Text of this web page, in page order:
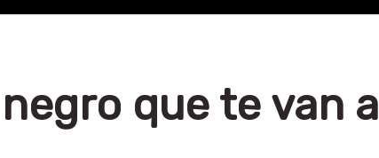
que te van a